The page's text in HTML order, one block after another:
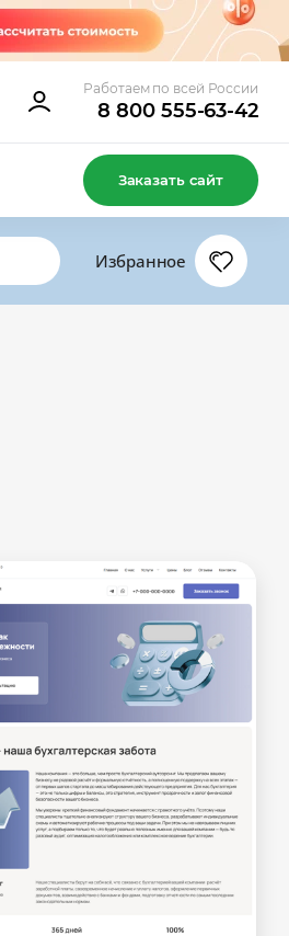
Работаем по всей России
8 800 555-63-42
Заказать сайт
Избранное